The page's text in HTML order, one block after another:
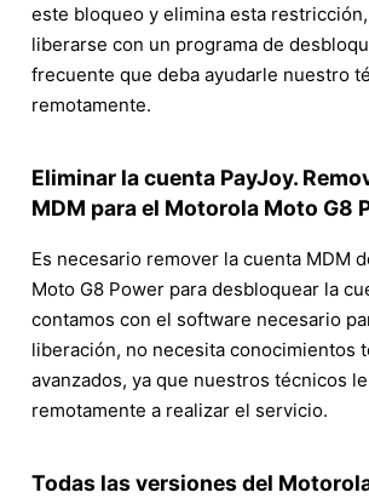
este bloqueo y elimina esta
liberarse con un programa de
frecuente que deba ayudarle nuestro
remotamente.
Eliminar la cuenta PayJoy.
MDM para el Motorola Moto G8
Es necesario remover la cuenta MDM
Moto G8 Power para desbloquear la
contamos con el software necesario
liberación, no necesita conocimientos
avanzados, ya que nuestros técnicos
remotamente a realizar el servicio.
Todas las versiones del